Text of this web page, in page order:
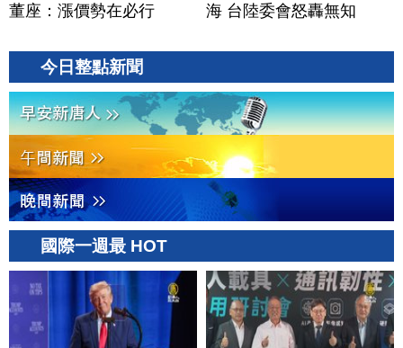
董座：漲價勢在必行
海 台陸委會怒轟無知
今日整點新聞
國際一週最 HOT